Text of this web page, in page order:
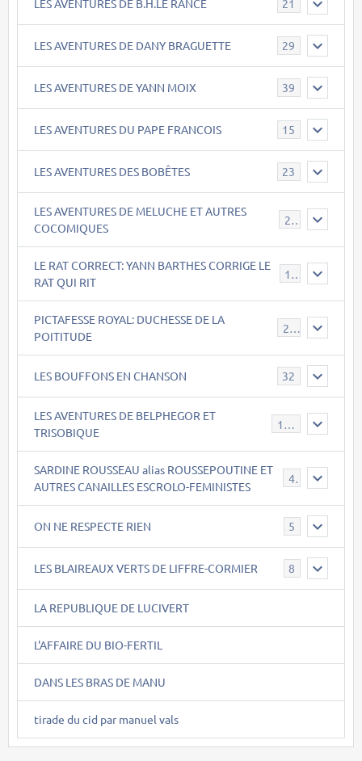
LES AVENTURES DE B.H.LE RANCE 21
LES AVENTURES DE DANY BRAGUETTE 29
LES AVENTURES DE YANN MOIX 39
LES AVENTURES DU PAPE FRANCOIS 15
LES AVENTURES DES BOBÊTES 23
LES AVENTURES DE MELUCHE ET AUTRES
COCOMIQUES
22
LE RAT CORRECT: YANN BARTHES CORRIGE LE
RAT QUI RIT
15
PICTAFESSE ROYAL: DUCHESSE DE LA
POITITUDE
23
LES BOUFFONS EN CHANSON 32
LES AVENTURES DE BELPHEGOR ET
TRISOBIQUE
147
SARDINE ROUSSEAU alias ROUSSEPOUTINE ET
AUTRES CANAILLES ESCROLO-FEMINISTES
40
ON NE RESPECTE RIEN 5
LES BLAIREAUX VERTS DE LIFFRE-CORMIER 8
LA REPUBLIQUE DE LUCIVERT
L'AFFAIRE DU BIO-FERTIL
DANS LES BRAS DE MANU
tirade du cid par manuel vals